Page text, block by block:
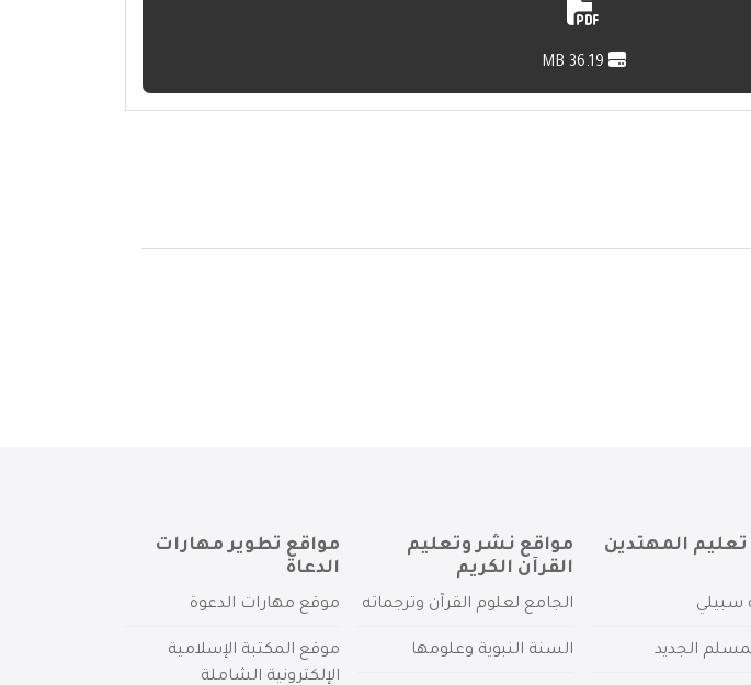
المهتدين
سبيلي
الجديد
مواقع نشر وتعليم
القرآن الكريم
الجامع لعلوم القرآن وترجماته
السنة النبوية وعلومها
مواقع تطوير مهارات
الدعاة
موقع مهارات الدعوة
موقع المكتبة الإسلامية
الإلكترونية الشاملة